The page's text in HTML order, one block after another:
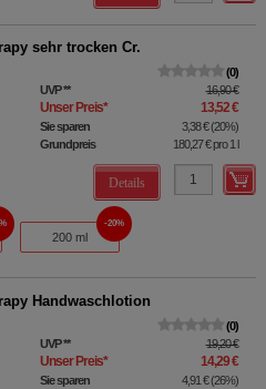
sehr trocken Cr.
0
UVP** 16,90 €
Unser Preis* 13,52 €
Sie sparen 3,38 €(20%)
Grundpreis
180,27 €pro 1 l
Details
200 ml
20%
Handwaschlotion
0
UVP** 19,20 €
Unser Preis* 14,29 €
Sie sparen 4,91 €(26%)